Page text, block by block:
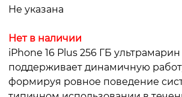
Не указана
Нет в наличии
iPhone 16 Plus 256 ГБ
поддерживает динамичную
формируя ровное поведение